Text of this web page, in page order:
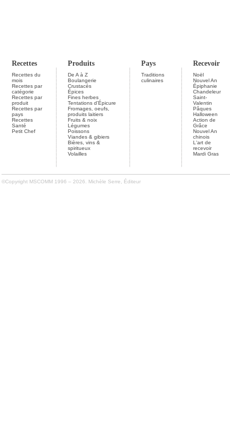
Recettes Produits Pays Recevoir
Recettes du
mois
Recettes par
catégorie
Recettes par
produit
Recettes par
pays
Recettes
Santé
Petit Chef
De A à Z
Boulangerie
Crustacés
Épices
Fines herbes
Tentations d'Épicure
Fromages, oeufs,
produits laitiers
Fruits & noix
Légumes
Poissons
Viandes & gibiers
Bières, vins &
spiritueux
Volailles
Traditions
culinaires
Noël
Nouvel An
Épiphanie
Chandeleur
Saint-
Valentin
Pâques
Halloween
Action de
Grâce
Nouvel An
chinois
L'art de
recevoir
Mardi Gras
©Copyright MSCOMM 1996 – 2026. Michèle Serre, Éditeur